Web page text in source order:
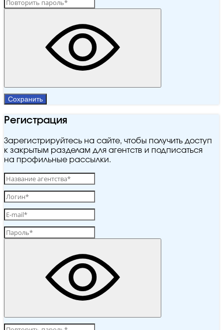
Сохранить
Регистрация
Зарегистрируйтесь на сайте, чтобы получить доступ
к закрытым разделам для агентств и подписаться
на профильные рассылки.